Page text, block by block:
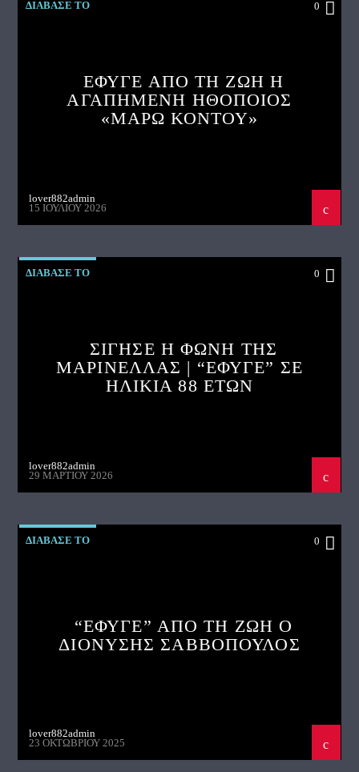
ΔΙΑΒΑΣΕ ΤΟ 0
ΕΦΥΓΕ ΑΠΟ ΤΗ ΖΩΗ Η
ΑΓΑΠΗΜΕΝΗ ΗΘΟΠΟΙΟΣ
«ΜΑΡΩ ΚΟΝΤΟΥ»
lover882admin
15 ΙΟΥΛΊΟΥ 2026
ΔΙΑΒΑΣΕ ΤΟ 0
ΣΙΓΗΣΕ Η ΦΩΝΗ ΤΗΣ
ΜΑΡΙΝΕΛΛΑΣ | “ΕΦΥΓΕ” ΣΕ
ΗΛΙΚΙΑ 88 ΕΤΩΝ
lover882admin
29 ΜΑΡΤΊΟΥ 2026
ΔΙΑΒΑΣΕ ΤΟ 0
“ΕΦΥΓΕ” ΑΠΟ ΤΗ ΖΩΗ Ο
ΔΙΟΝΥΣΗΣ ΣΑΒΒΟΠΟΥΛΟΣ
lover882admin
23 ΟΚΤΩΒΡΊΟΥ 2025